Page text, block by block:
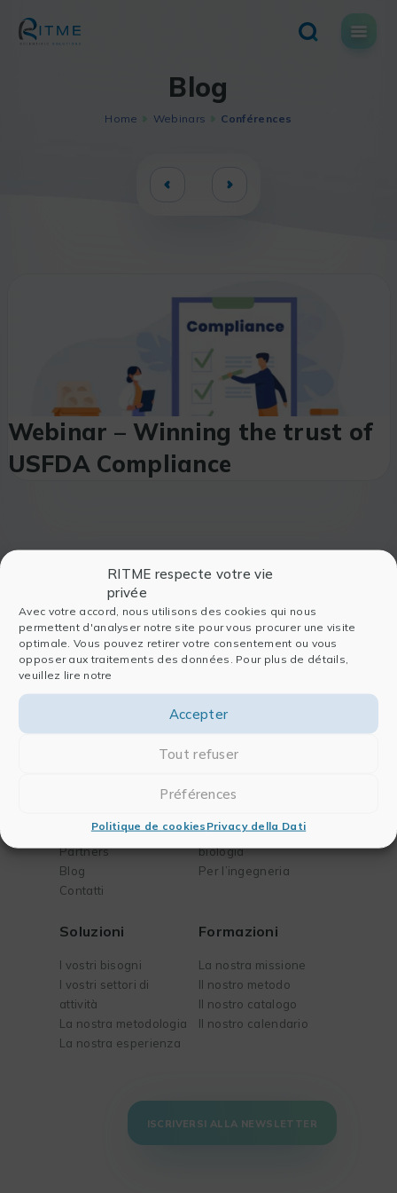
RITME respecte votre vie
privée
Avec votre accord, nous utilisons des cookies qui nous
permettent d'analyser notre site pour vous procurer une visite
optimale. Vous pouvez retirer votre consentement ou vous
opposer aux traitements des données. Pour plus de détails,
veuillez lire notre
Accepter
Tout refuser
Préférences
Politique de cookies Privacy della Dati
content
Blog
Home Webinars Conférences
Webinar – Winning the trust of
USFDA Compliance
Il nostro team
Partners
Blog
Contatti
Software
Per l’analisi dei dati
Per la chimica e la
biologia
Per l’ingegneria
Soluzioni
I vostri bisogni
I vostri settori di
attività
La nostra metodologia
La nostra esperienza
Formazioni
La nostra missione
Il nostro metodo
Il nostro catalogo
Il nostro calendario
ISCRIVERSI ALLA NEWSLETTER